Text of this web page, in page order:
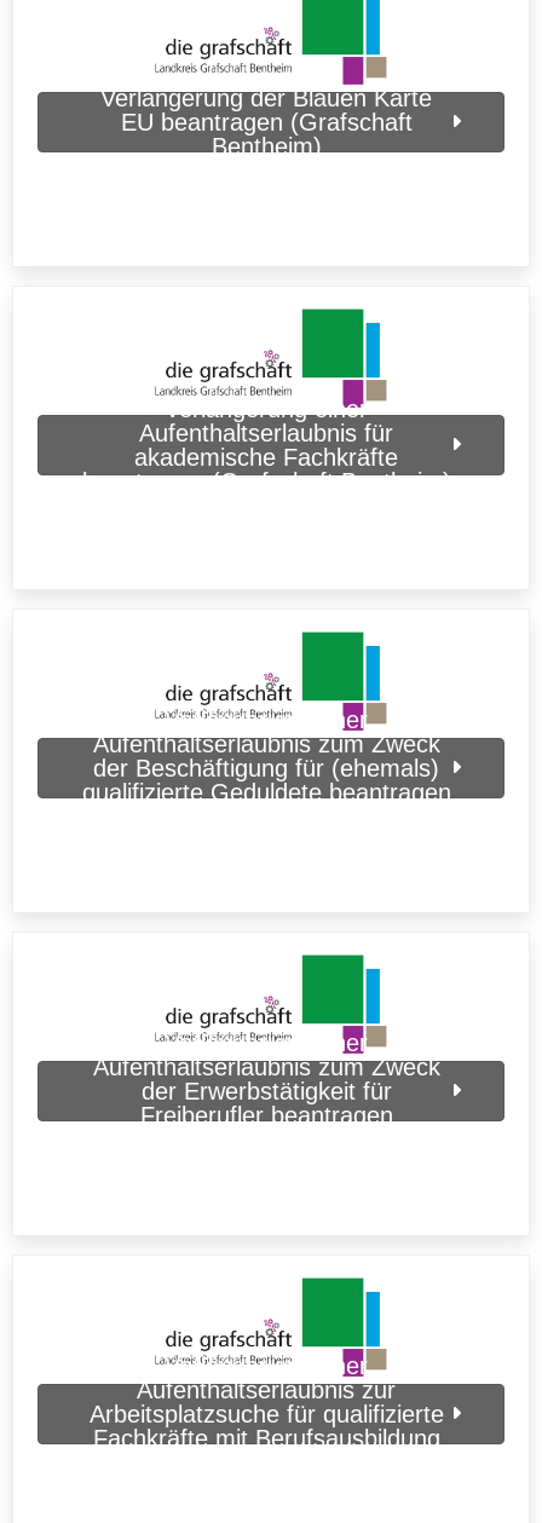
Verlängerung der Blauen Karte
EU beantragen (Grafschaft
Bentheim)
Verlängerung einer
Aufenthaltserlaubnis für
akademische Fachkräfte
beantragen (Grafschaft Bentheim)
Verlängerung einer
Aufenthaltserlaubnis zum Zweck
der Beschäftigung für (ehemals)
qualifizierte Geduldete beantragen
Verlängerung einer
Aufenthaltserlaubnis zum Zweck
der Erwerbstätigkeit für
Freiberufler beantragen
Verlängerung einer
Aufenthaltserlaubnis zur
Arbeitsplatzsuche für qualifizierte
Fachkräfte mit Berufsausbildung